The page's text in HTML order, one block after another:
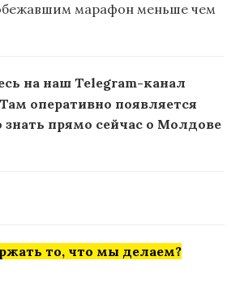
марафон меньше чем
на наш Telegram-канал
оперативно появляется
знать прямо сейчас о Молдове
то, что мы делаем?